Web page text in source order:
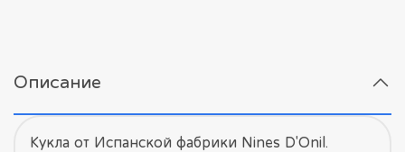
Описание
Кукла от Испанской фабрики Nines D'Onil.